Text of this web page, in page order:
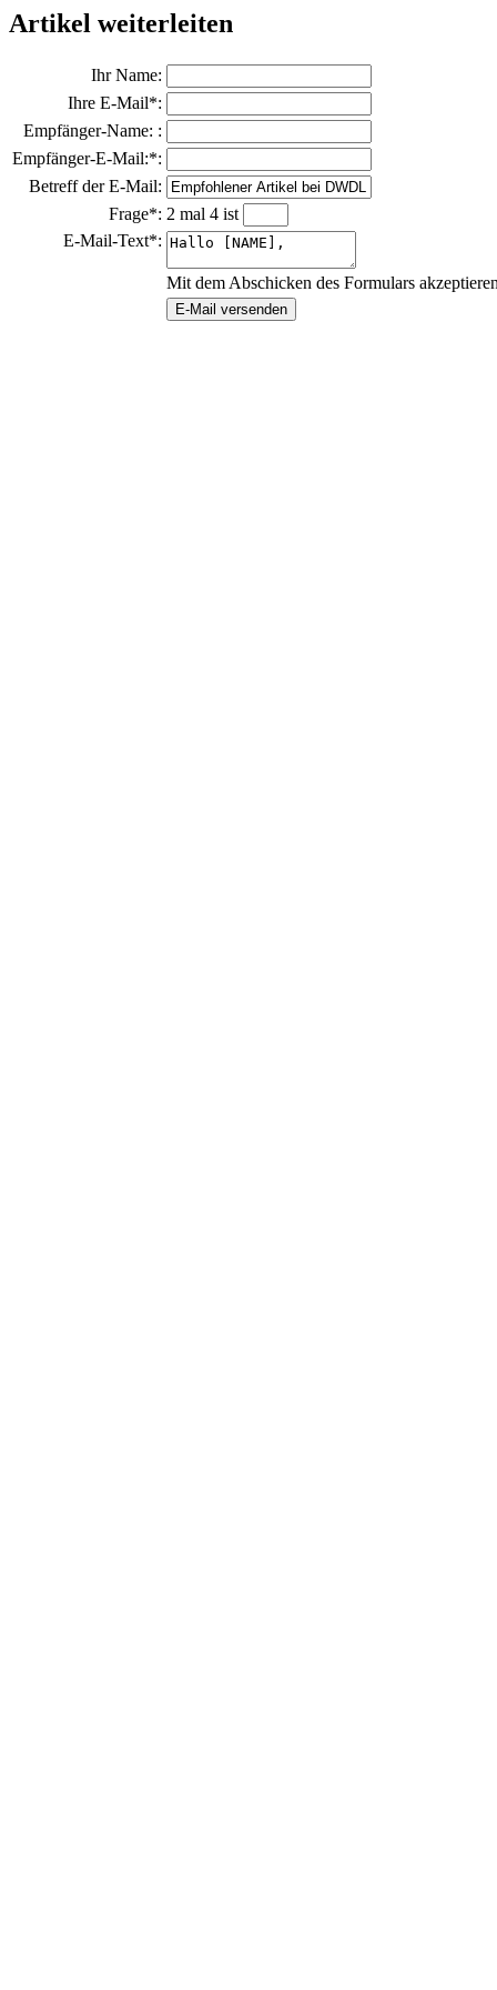
Artikel weiterleiten
Ihr Name:
Ihre E-Mail*:
Empfänger-Name: :
Empfänger-E-Mail:*:
Betreff der E-Mail:
Frage*: 2 mal 4 ist
E-Mail-Text*:
Mit dem Abschicken des Formulars
E-Mail versenden